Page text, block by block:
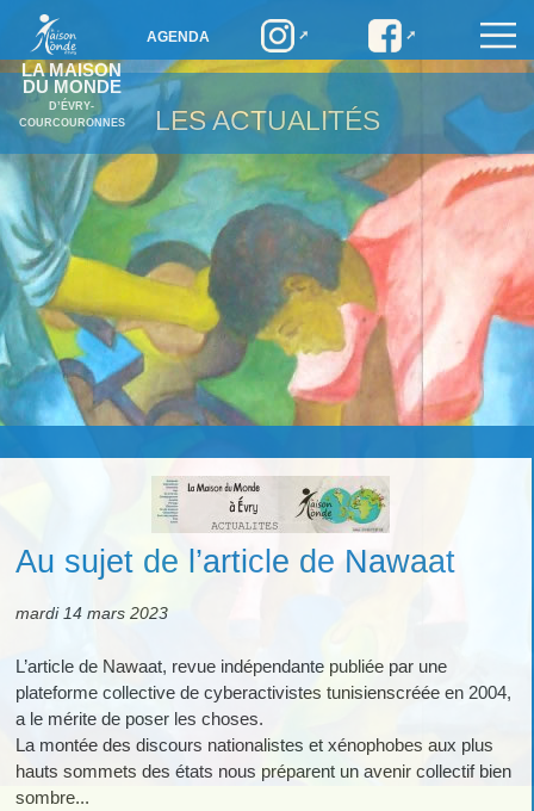
LA MAISON
DU MONDE
D’ÉVRY-
COURCOURONNES
AGENDA
LES ACTUALITÉS
Au sujet de l’article de Nawaat
mardi 14 mars 2023
L’article de Nawaat, revue indépendante publiée par une
plateforme collective de cyberactivistes tunisienscréée en 2004,
a le mérite de poser les choses.
La montée des discours nationalistes et xénophobes aux plus
hauts sommets des états nous préparent un avenir collectif bien
sombre...